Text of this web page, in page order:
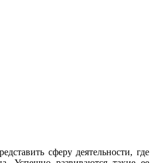
сферу деятельности, где